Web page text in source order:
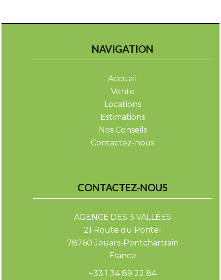
NAVIGATION
Accueil
Vente
Locations
Estimations
Nos Conseils
Contactez-nous
CONTACTEZ-NOUS
AGENCE DES 3 VALLÉES
21 Route du Pontel
78760 Jouars-Pontchartrain
France
+33 1 34 89 22 84